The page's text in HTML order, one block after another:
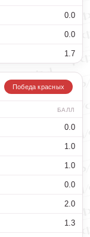
0.0
0.0
1.7
Победа красных
БАЛЛ
0.0
1.0
1.0
0.0
2.0
1.3